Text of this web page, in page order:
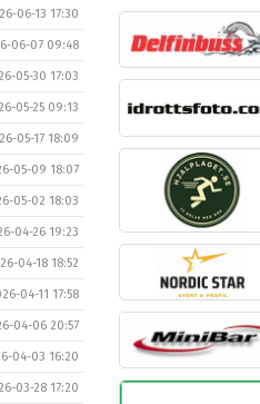
06-13 17:30
06-07 09:48
05-30 17:03
05-25 09:13
05-17 18:09
05-09 18:07
05-02 18:03
04-26 19:23
04-18 18:52
04-11 17:58
04-06 20:57
04-03 16:20
03-28 17:20